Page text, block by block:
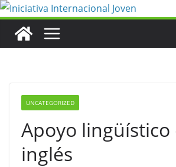
Saltar
contenido
UNCATEGORIZED
Apoyo lingüístico
inglés